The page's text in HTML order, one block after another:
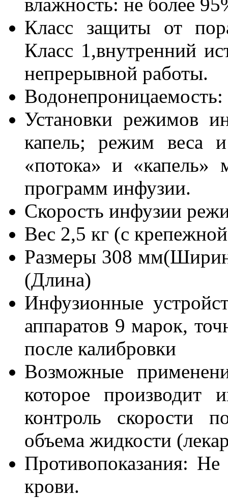
влажность: не более
Класс защиты от
Класс 1,внутренний
непрерывной работы.
Установки режимов
капель; режим веса
«потока» и «капель»
программ инфузии.
Скорость инфузии
Вес 2,5 кг (с
Размеры 308
(Длина)
Инфузионные
аппаратов 9 марок,
после калибровки
Возможные
которое производит
контроль скорости
объема жидкости
Противопоказания: Не
крови.